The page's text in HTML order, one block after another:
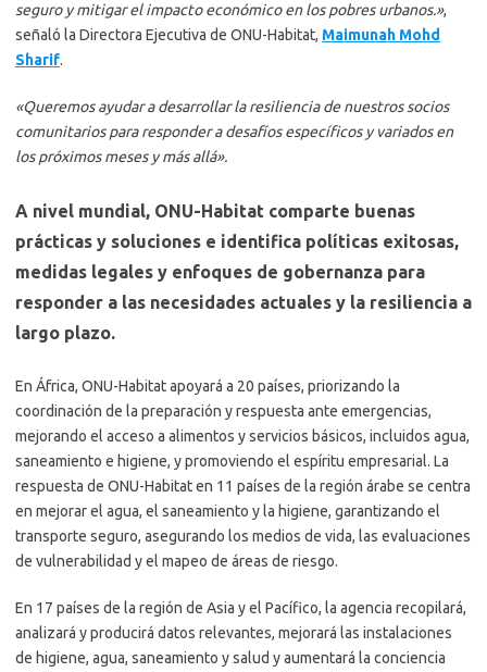
seguro y mitigar el impacto económico en los pobres urbanos.»,
señaló la Directora Ejecutiva de ONU-Habitat, Maimunah Mohd
Sharif.
«Queremos ayudar a desarrollar la resiliencia de nuestros socios
comunitarios para responder a desafíos específicos y variados en
los próximos meses y más allá».
A nivel mundial, ONU-Habitat comparte buenas
prácticas y soluciones e identifica políticas exitosas,
medidas legales y enfoques de gobernanza para
responder a las necesidades actuales y la resiliencia a
largo plazo.
En África, ONU-Habitat apoyará a 20 países, priorizando la
coordinación de la preparación y respuesta ante emergencias,
mejorando el acceso a alimentos y servicios básicos, incluidos agua,
saneamiento e higiene, y promoviendo el espíritu empresarial. La
respuesta de ONU-Habitat en 11 países de la región árabe se centra
en mejorar el agua, el saneamiento y la higiene, garantizando el
transporte seguro, asegurando los medios de vida, las evaluaciones
de vulnerabilidad y el mapeo de áreas de riesgo.
En 17 países de la región de Asia y el Pacífico, la agencia recopilará,
analizará y producirá datos relevantes, mejorará las instalaciones
de higiene, agua, saneamiento y salud y aumentará la conciencia